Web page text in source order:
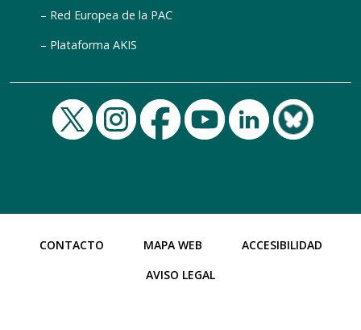
Red Europea de la PAC
Plataforma AKIS
CONTACTO MAPA WEB
ACCESIBILIDAD
AVISO LEGAL